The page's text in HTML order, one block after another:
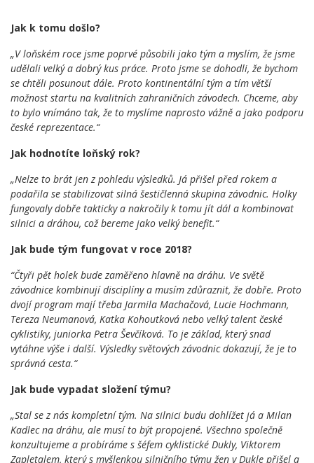
Jak k tomu došlo?
„V loňském roce jsme poprvé působili jako tým a myslím, že jsme
udělali velký a dobrý kus práce. Proto jsme se dohodli, že bychom
se chtěli posunout dále. Proto kontinentální tým a tím větší
možnost startu na kvalitních zahraničních závodech. Chceme, aby
to bylo vnímáno tak, že to myslíme naprosto vážně a jako podporu
české reprezentace.“
Jak hodnotíte loňský rok?
„Nelze to brát jen z pohledu výsledků. Já přišel před rokem a
podařila se stabilizovat silná šestičlenná skupina závodnic. Holky
fungovaly dobře takticky a nakročily k tomu jít dál a kombinovat
silnici a dráhou, což bereme jako velký benefit.“
Jak bude tým fungovat v roce 2018?
“Čtyři pět holek bude zaměřeno hlavně na dráhu. Ve světě
závodnice kombinují disciplíny a musím zdůraznit, že dobře. Proto
dvojí program mají třeba Jarmila Machačová, Lucie Hochmann,
Tereza Neumanová, Katka Kohoutková nebo velký talent české
cyklistiky, juniorka Petra Ševčíková. To je základ, který snad
vytáhne výše i další. Výsledky světových závodnic dokazují, že je to
správná cesta.“
Jak bude vypadat složení týmu?
„Stal se z nás kompletní tým. Na silnici budu dohlížet já a Milan
Kadlec na dráhu, ale musí to být propojené. Všechno společně
konzultujeme a probíráme s šéfem cyklistické Dukly, Viktorem
Zapletalem, který s myšlenkou silničního týmu žen v Dukle přišel a